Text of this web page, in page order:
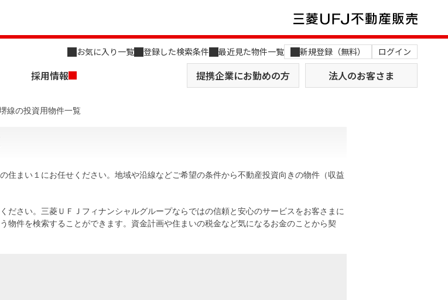
お気に入り一覧 登録した検索条件 最近見た物件一覧 新規登録（無料） ログイン
採用情報 提携企業にお勤めの方 法人のお客さま
築・中古一戸建てを探す 土地を探す
相談 AI不動産査定
役員一覧
線の投資用物件一覧
住まい１にお任せください。地域や沿線などご希望の条件から不動産投資向きの物件（収益
ださい。三菱ＵＦＪフィナンシャルグループならではの信頼と安心のサービスをお客さまに
物件を検索することができます。資金計画や住まいの税金など気になるお金のことから契